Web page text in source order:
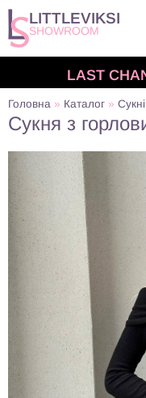
LITTLEVIKSI
SHOWROOM
LAST
Головна » Каталог » Сукні
Сукня з